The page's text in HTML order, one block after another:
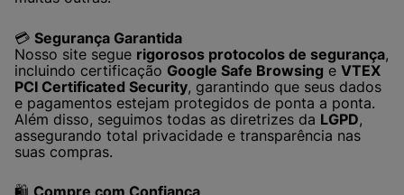
💳 Segurança Garantida
Nosso site segue rigorosos protocolos de segurança,
incluindo certificação Google Safe Browsing e VTEX
PCI Certificated Security, garantindo que seus dados
e pagamentos estejam protegidos de ponta a ponta.
Além disso, seguimos todas as diretrizes da LGPD,
assegurando total privacidade e transparência nas
suas compras.
🛍️ Compre com Confiança